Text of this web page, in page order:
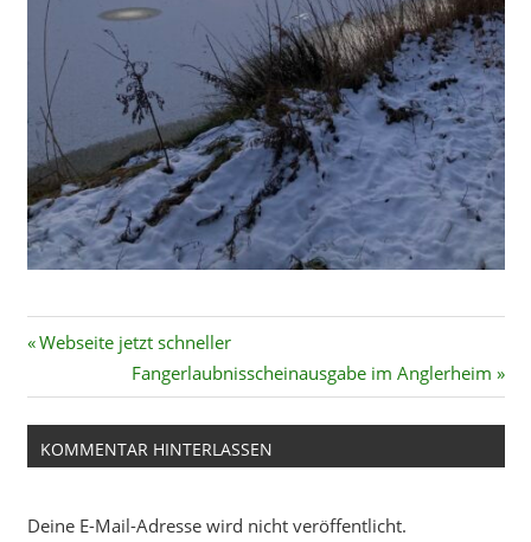
Beitragsnavigation
Vorheriger
Webseite jetzt schneller
Nächster
Beitrag:
Fangerlaubnisscheinausgabe im Anglerheim
KOMMENTAR HINTERLASSEN
Deine E-Mail-Adresse wird nicht veröffentlicht.